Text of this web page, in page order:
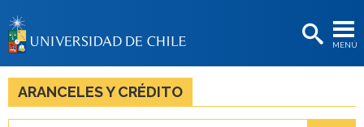
MENÚ
BIBLIOTECAS
LA UNIVERSIDAD
ARANCELES Y CRÉDITO